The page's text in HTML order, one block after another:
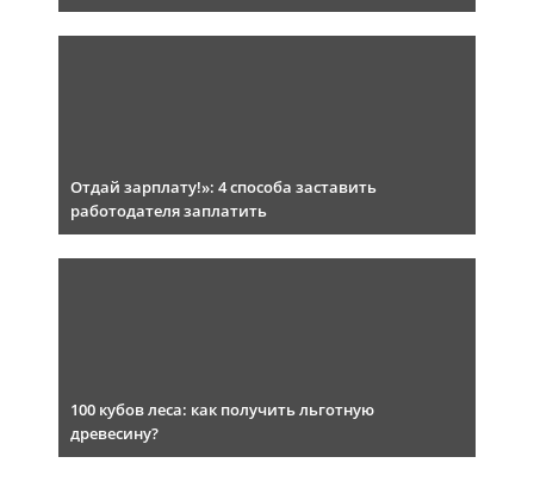
Отдай зарплату!»: 4 способа заставить
работодателя заплатить
100 кубов леса: как получить льготную
древесину?